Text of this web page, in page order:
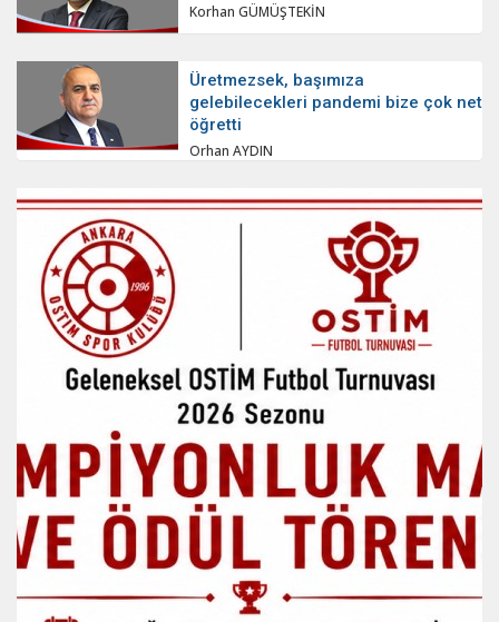
Korhan GÜMÜŞTEKİN
Üretmezsek, başımıza
gelebilecekleri pandemi bize çok net
öğretti
Orhan AYDIN